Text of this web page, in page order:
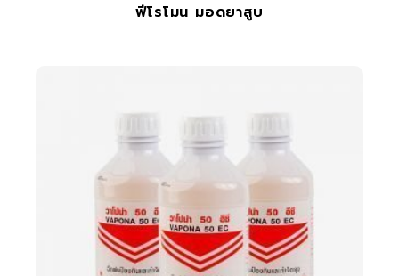
ฟีโรโมน มอดยาสูบ